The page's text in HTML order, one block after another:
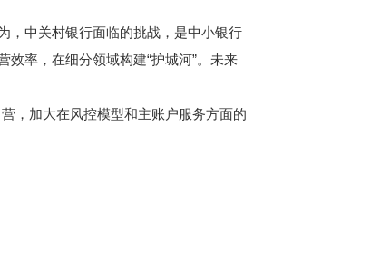
中关村银行面临的挑战，是中小银行
率，在细分领域构建“护城河”。未来
，加大在风控模型和主账户服务方面的